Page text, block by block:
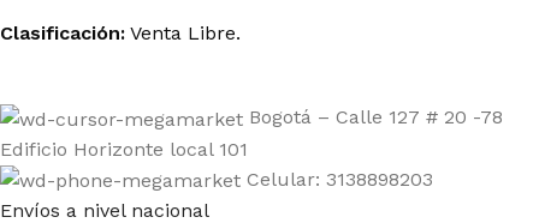
Clasificación: Venta Libre.
Bogotá – Calle 127 # 20 -78
Edificio Horizonte local 101
Celular: 3138898203
Envíos a nivel nacional